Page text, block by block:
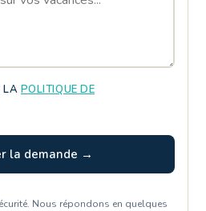
LA POLITIQUE DE
la demande →
Nous répondons en quelques